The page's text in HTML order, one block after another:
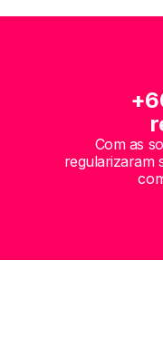
Com as
regularizaram